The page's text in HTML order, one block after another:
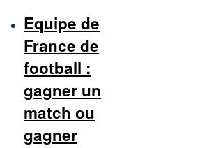
Equipe de
France de
football :
gagner un
match ou
gagner